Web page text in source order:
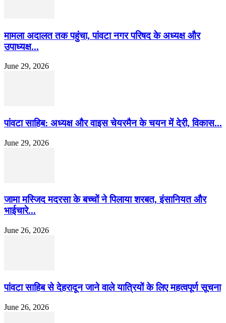
मामला अदालत तक पहुंचा, पांवटा नगर परिषद के अध्यक्ष और
उपाध्यक्ष...
June 29, 2026
पांवटा साहिब: अध्यक्ष और वाइस चेयरमैन के चयन में देरी, विकास...
June 29, 2026
जामा मस्जिद मदरसा के बच्चों ने पिलाया शरबत, इंसानियत और
भाईचारे...
June 26, 2026
पांवटा साहिब से देहरादून जाने वाले यात्रियों के लिए महत्वपूर्ण सूचना
June 26, 2026